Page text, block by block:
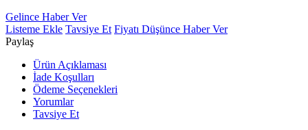
Gelince Haber Ver
Listeme Ekle Tavsiye Et Fiyatı Düşünce Haber Ver
Paylaş
Ürün Açıklaması
İade Koşulları
Ödeme Seçenekleri
Yorumlar
Tavsiye Et